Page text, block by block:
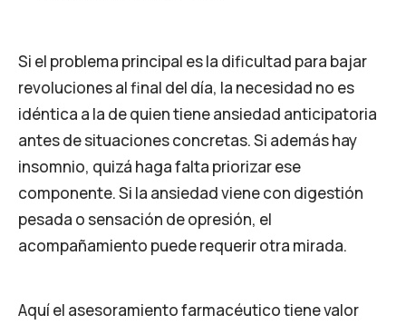
Si el problema principal es la dificultad para bajar
revoluciones al final del día, la necesidad no es
idéntica a la de quien tiene ansiedad anticipatoria
antes de situaciones concretas. Si además hay
insomnio, quizá haga falta priorizar ese
componente. Si la ansiedad viene con digestión
pesada o sensación de opresión, el
acompañamiento puede requerir otra mirada.
Aquí el asesoramiento farmacéutico tiene valor